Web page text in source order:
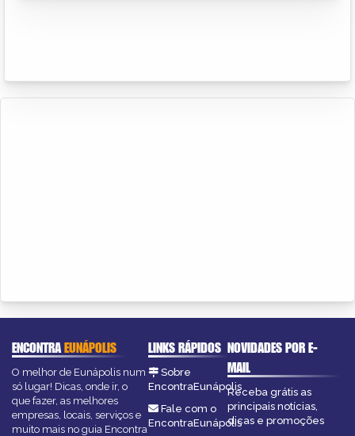
ENCONTRAEUNÁPOLIS
O melhor de Eunápolis num
só lugar! Dicas, onde ir, o
que fazer, as melhores
empresas, locais, serviços e
muito mais no guia Encontra
LINKS RÁPIDOS
Sobre
EncontraEunápolis
Fale com o
EncontraEunápolis
NOVIDADES POR E-
MAIL
Receba grátis as
principais notícias,
dicas e promoções